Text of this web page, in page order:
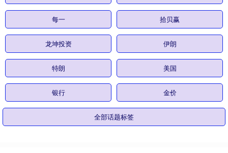
每一 拾贝赢
龙坤投资 伊朗
特朗 美国
银行 金价
全部话题标签